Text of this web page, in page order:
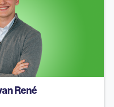
René